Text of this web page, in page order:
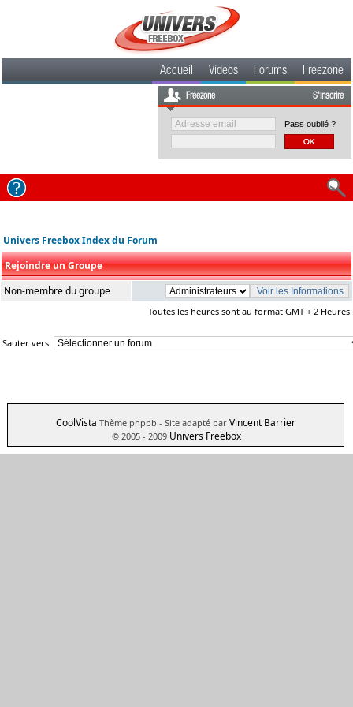
Accueil Videos Forums Freezone
Freezone S'inscrire
Pass oublié ?
Univers Freebox Index du Forum
Rejoindre un Groupe
Non-membre du groupe
Toutes les heures sont au format GMT + 2 Heures
Sauter vers:
CoolVista Thème phpbb - Site adapté par Vincent Barrier
© 2005 - 2009 Univers Freebox